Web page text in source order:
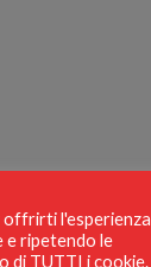
offrirti l'esperienza
e ripetendo le
di TUTTI i cookie.